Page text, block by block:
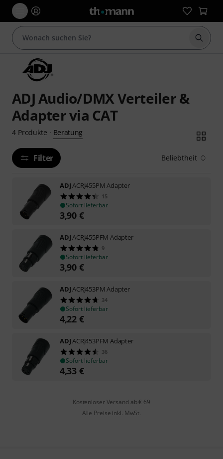
Suche
ADJ Audio/DMX Verteiler &
Adapter via CAT
4 Produkte · Beratung
Filter Beliebtheit
ADJACRJ455PM Adapter
15
Sofort lieferbar
3,90 €
ADJACRJ455PFM Adapter
9
Sofort lieferbar
3,90 €
ADJACRJ453PM Adapter
34
Sofort lieferbar
4,22 €
ADJACRJ453PFM Adapter
36
Sofort lieferbar
4,33 €
Kostenloser Versand ab € 69
Alle Preise inkl. MwSt.